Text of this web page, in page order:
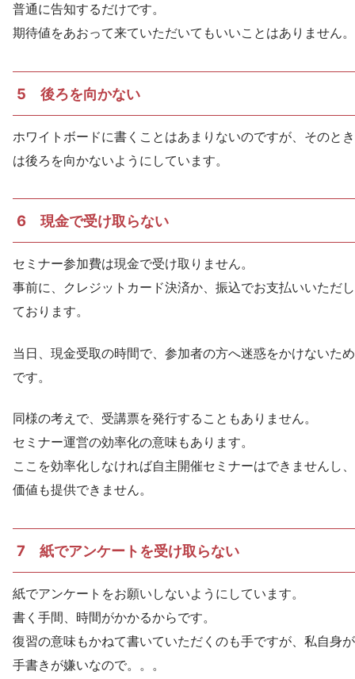
普通に告知するだけです。
期待値をあおって来ていただいてもいいことはありません。
5 後ろを向かない
ホワイトボードに書くことはあまりないのですが、そのとき
は後ろを向かないようにしています。
6 現金で受け取らない
セミナー参加費は現金で受け取りません。
事前に、クレジットカード決済か、振込でお支払いいただし
ております。
当日、現金受取の時間で、参加者の方へ迷惑をかけないため
です。
同様の考えで、受講票を発行することもありません。
セミナー運営の効率化の意味もあります。
ここを効率化しなければ自主開催セミナーはできませんし、
価値も提供できません。
7 紙でアンケートを受け取らない
紙でアンケートをお願いしないようにしています。
書く手間、時間がかかるからです。
復習の意味もかねて書いていただくのも手ですが、私自身が
手書きが嫌いなので。。。